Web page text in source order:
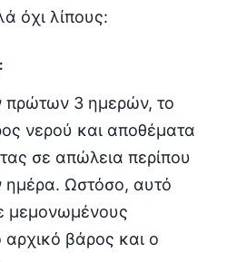
όχι λίπους:
πρώτων 3 ημερών, το
νερού και αποθέματα
σε απώλεια περίπου
ημέρα. Ωστόσο, αυτό
μεμονωμένους
βάρος και ο